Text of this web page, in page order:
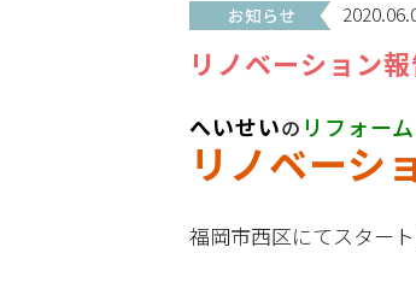
リノベーション
へいせいの リフォーム
リノベーシ
福岡市西区にてスター